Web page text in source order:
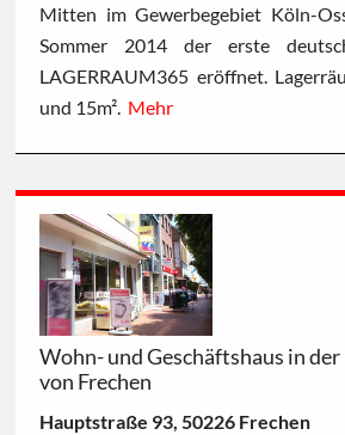
Mitten im Gewerbegebiet Köln-
Sommer 2014 der erste
LAGERRAUM365 eröffnet.
und 15m². Mehr
Wohn- und Geschäftshaus in
von Frechen
Hauptstraße 93, 50226 Frechen